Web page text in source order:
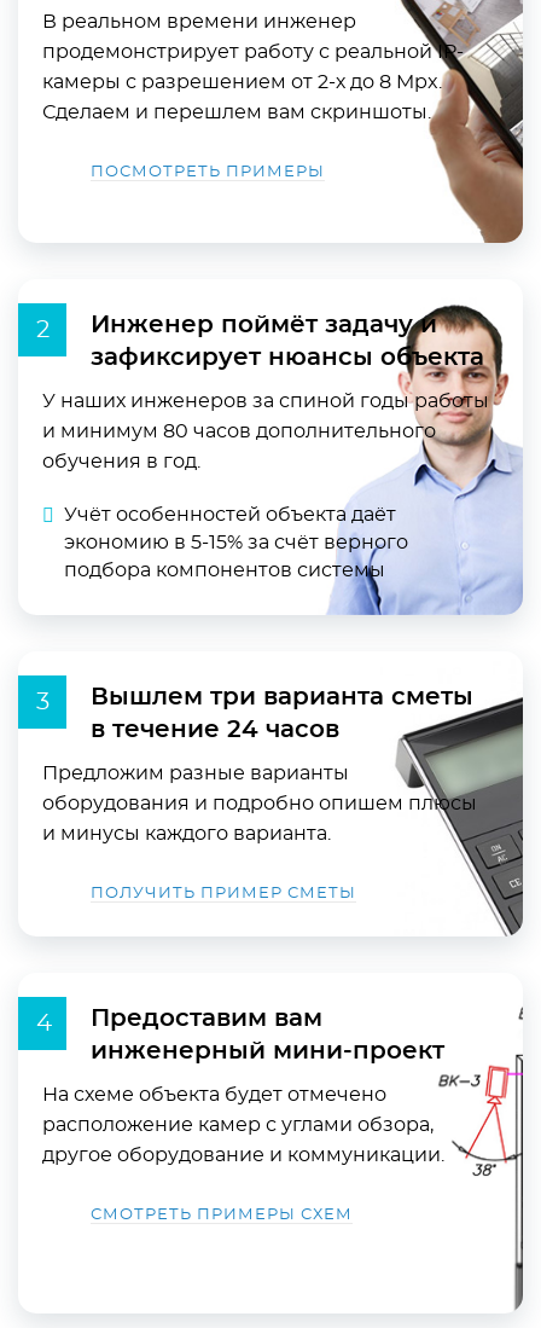
В реальном времени инженер
продемонстрирует работу с реальной IP-
камеры с разрешением от 2-х до 8 Mpx.
Сделаем и перешлем вам скриншоты.
ПОСМОТРЕТЬ ПРИМЕРЫ
Инженер поймёт задачу и
зафиксирует нюансы объекта
У наших инженеров за спиной годы работы
и минимум 80 часов дополнительного
обучения в год.
Учёт особенностей объекта даёт
экономию в 5-15% за счёт верного
подбора компонентов системы
Вышлем три варианта сметы
в течение 24 часов
Предложим разные варианты
оборудования и подробно опишем плюсы
и минусы каждого варианта.
ПОЛУЧИТЬ ПРИМЕР СМЕТЫ
Предоставим вам
инженерный мини-проект
На схеме объекта будет отмечено
расположение камер с углами обзора,
другое оборудование и коммуникации.
СМОТРЕТЬ ПРИМЕРЫ СХЕМ